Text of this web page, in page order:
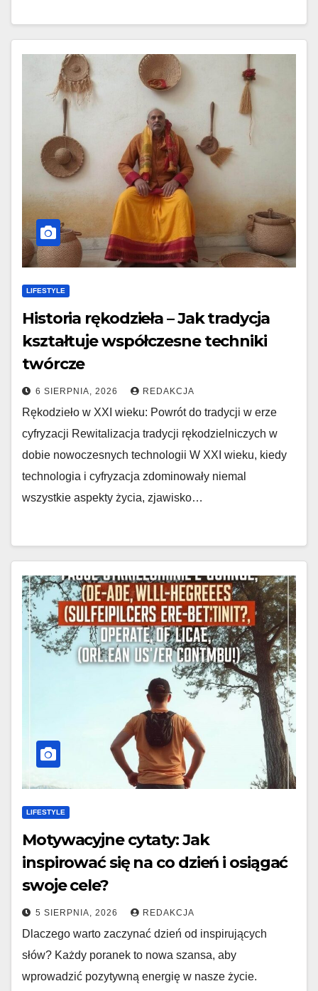
LIFESTYLE
Historia rękodzieła – Jak tradycja
kształtuje współczesne techniki
twórcze
6 SIERPNIA, 2026 REDAKCJA
Rękodzieło w XXI wieku: Powrót do tradycji w erze
cyfryzacji Rewitalizacja tradycji rękodzielniczych w
dobie nowoczesnych technologii W XXI wieku, kiedy
technologia i cyfryzacja zdominowały niemal
wszystkie aspekty życia, zjawisko…
LIFESTYLE
Motywacyjne cytaty: Jak
inspirować się na co dzień i osiągać
swoje cele?
5 SIERPNIA, 2026 REDAKCJA
Dlaczego warto zaczynać dzień od inspirujących
słów? Każdy poranek to nowa szansa, aby
wprowadzić pozytywną energię w nasze życie.